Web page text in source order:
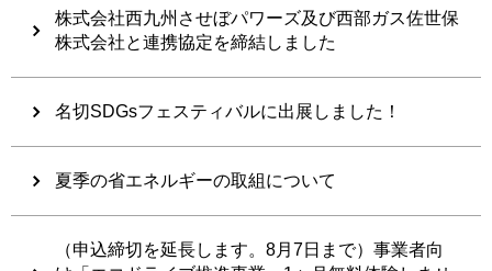
株式会社西九州させぼパワーズ及び西部ガス佐世保
株式会社と連携協定を締結しました
名切SDGsフェスティバルに出展しました！
夏季の省エネルギーの取組について
（申込締切を延長します。8月7日まで）事業者向